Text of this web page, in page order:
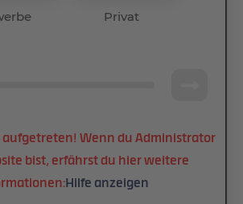
Privat
aufgetreten! Wenn du Administrator
bist, erfährst du hier weitere
Hilfe anzeigen